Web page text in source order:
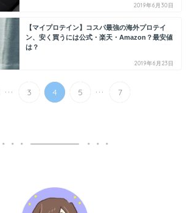
2019年6月30日
【マイプロテイン】コスパ最強の海外プロテイ
ン、安く買うには公式・楽天・Amazon？最安値
は？
2019年6月23日
... 3 4 5 ... 7